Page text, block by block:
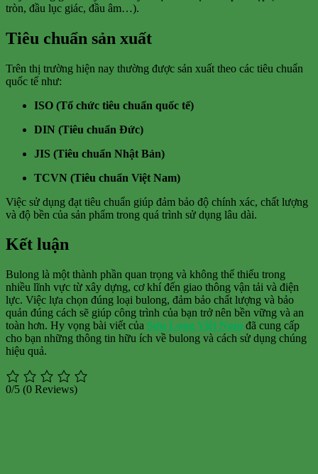
tròn, đầu lục giác, đầu âm…).
Tiêu chuẩn sản xuất
Trên thị trường hiện nay thường được sản xuất theo các tiêu chuẩn
quốc tế như:
ISO (Tổ chức tiêu chuẩn quốc tế)
DIN (Tiêu chuẩn Đức)
JIS (Tiêu chuẩn Nhật Bản)
TCVN (Tiêu chuẩn Việt Nam)
Việc sử dụng đạt tiêu chuẩn giúp đảm bảo độ chính xác, chất lượng
và độ bền của sản phẩm trong quá trình sử dụng lâu dài.
Kết luận
Bulong là một thành phần quan trọng và không thể thiếu trong
nhiều lĩnh vực từ xây dựng, cơ khí đến giao thông vận tải và điện
lực. Việc lựa chọn đúng loại bulong, đảm bảo chất lượng và bảo
quản đúng cách sẽ giúp công trình của bạn trở nên bền vững và an
toàn hơn. Hy vọng bài viết của Sơn Long Việt Nam đã cung cấp
cho bạn những thông tin hữu ích về bulong và cách sử dụng chúng
hiệu quả.
0/5 (0 Reviews)